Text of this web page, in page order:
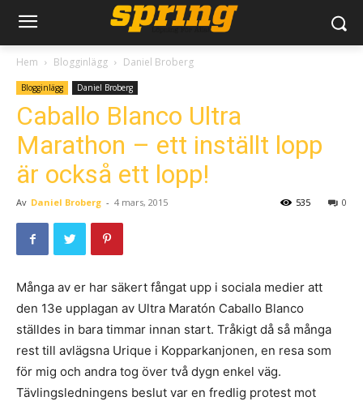
Hem Blogginlägg Daniel Broberg
Blogginlägg Daniel Broberg
Caballo Blanco Ultra
Marathon – ett inställt lopp
är också ett lopp!
Av Daniel Broberg - 4 mars, 2015 0
535
Många av er har säkert fångat upp i sociala medier att
den 13e upplagan av Ultra Maratón Caballo Blanco
ställdes in bara timmar innan start. Tråkigt då så många
rest till avlägsna Urique i Kopparkanjonen, en resa som
för mig och andra tog över två dygn enkel väg.
Tävlingsledningens beslut var en fredlig protest mot